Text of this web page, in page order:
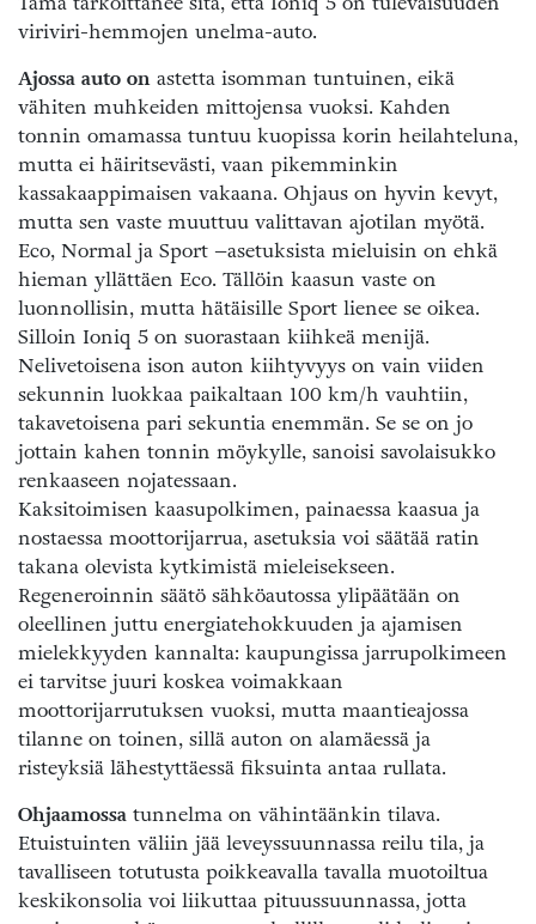
viriviri-hemmojen unelma-auto.
Ajossa auto on astetta isomman tuntuinen, eikä
vähiten muhkeiden mittojensa vuoksi. Kahden
tonnin omamassa tuntuu kuopissa korin heilahteluna,
mutta ei häiritsevästi, vaan pikemminkin
kassakaappimaisen vakaana. Ohjaus on hyvin kevyt,
mutta sen vaste muuttuu valittavan ajotilan myötä.
Eco, Normal ja Sport –asetuksista mieluisin on ehkä
hieman yllättäen Eco. Tällöin kaasun vaste on
luonnollisin, mutta hätäisille Sport lienee se oikea.
Silloin Ioniq 5 on suorastaan kiihkeä menijä.
Nelivetoisena ison auton kiihtyvyys on vain viiden
sekunnin luokkaa paikaltaan 100 km/h vauhtiin,
takavetoisena pari sekuntia enemmän. Se se on jo
jottain kahen tonnin möykylle, sanoisi savolaisukko
renkaaseen nojatessaan.
Kaksitoimisen kaasupolkimen, painaessa kaasua ja
nostaessa moottorijarrua, asetuksia voi säätää ratin
takana olevista kytkimistä mieleisekseen.
Regeneroinnin säätö sähköautossa ylipäätään on
oleellinen juttu energiatehokkuuden ja ajamisen
mielekkyyden kannalta: kaupungissa jarrupolkimeen
ei tarvitse juuri koskea voimakkaan
moottorijarrutuksen vuoksi, mutta maantieajossa
tilanne on toinen, sillä auton on alamäessä ja
risteyksiä lähestyttäessä fiksuinta antaa rullata.
Ohjaamossa tunnelma on vähintäänkin tilava.
Etuistuinten väliin jää leveyssuunnassa reilu tila, ja
tavalliseen totutusta poikkeavalla tavalla muotoiltua
keskikonsolia voi liikuttaa pituussuunnassa, jotta